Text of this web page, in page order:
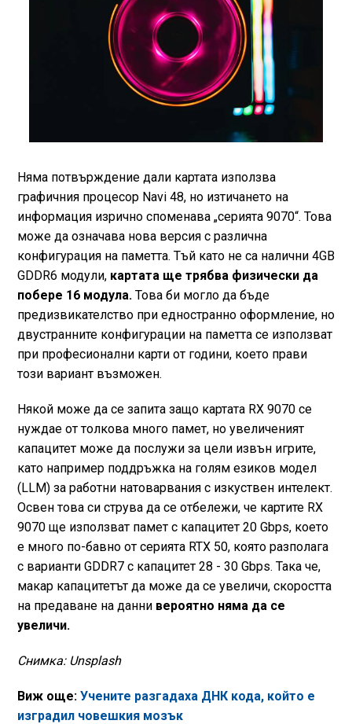
Няма потвърждение дали картата използва
графичния процесор Navi 48, но изтичането на
информация изрично споменава „серията 9070“. Това
може да означава нова версия с различна
конфигурация на паметта. Тъй като не са налични 4GB
GDDR6 модули, картата ще трябва физически да
побере 16 модула. Това би могло да бъде
предизвикателство при едностранно оформление, но
двустранните конфигурации на паметта се използват
при професионални карти от години, което прави
този вариант възможен.
Някой може да се запита защо картата RX 9070 се
нуждае от толкова много памет, но увеличеният
капацитет може да послужи за цели извън игрите,
като например поддръжка на голям езиков модел
(LLM) за работни натоварвания с изкуствен интелект.
Освен това си струва да се отбележи, че картите RX
9070 ще използват памет с капацитет 20 Gbps, което
е много по-бавно от серията RTX 50, която разполага
с варианти GDDR7 с капацитет 28 - 30 Gbps. Така че,
макар капацитетът да може да се увеличи, скоростта
на предаване на даннивероятно няма да се
увеличи.
Снимка: Unsplash
Виж още: Учените разгадаха ДНК кода, който е
изградил човешкия мозък